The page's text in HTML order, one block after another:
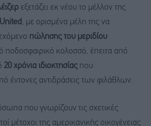
εξετάζει εκ νέου το μέλλον της
, με ορισμένα μέλη της να
πώλησης του μεριδίου
ποδοσφαιρικό κολοσσό, έπειτα από
20 χρόνια ιδιοκτησίας που
έντονες αντιδράσεις των φιλάθλων.
που γνωρίζουν τις σχετικές
μέτοχοι της αμερικανικής οικογένειας